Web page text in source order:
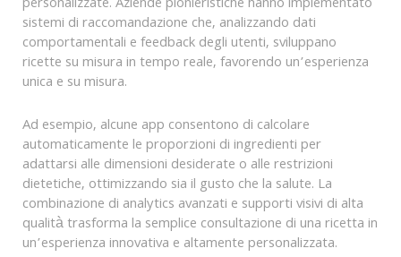
sistemi di raccomandazione che, analizzando dati
comportamentali e feedback degli utenti, sviluppano
ricette su misura in tempo reale, favorendo un’esperienza
unica e su misura.
Ad esempio, alcune app consentono di calcolare
automaticamente le proporzioni di ingredienti per
adattarsi alle dimensioni desiderate o alle restrizioni
dietetiche, ottimizzando sia il gusto che la salute. La
combinazione di analytics avanzati e supporti visivi di alta
qualità trasforma la semplice consultazione di una ricetta in
un’esperienza innovativa e altamente personalizzata.